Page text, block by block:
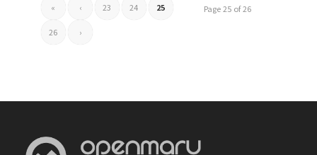
Page 25 of 26
« ‹ 23 24 25
26 ›